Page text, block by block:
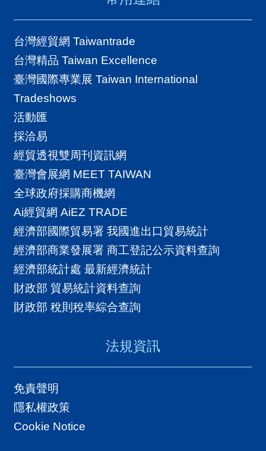
協
經
貿
指
數
T
A
T
R
A
N
D
網
站
導
台灣經貿網 Taiwantrade
台灣精品 Taiwan Excellence
臺灣國際專業展 Taiwan International
Tradeshows
活動匯
採洽易
經貿透視雙周刊資訊網
臺灣會展網 MEET TAIWAN
全球政府採購商機網
Ai經貿網 AiEZ TRADE
經濟部國際貿易署 我國進出口貿易統計
經濟部商業發展署 商工登記公示資料查詢
經濟部統計處 最新經濟統計
財政部 貿易統計資料查詢
財政部 稅則稅率綜合查詢
法規資訊
免責聲明
隱私權政策
Cookie Notice